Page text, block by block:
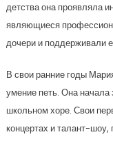
детства она проявляла
являющиеся
дочери и поддерживали
В свои ранние годы
умение петь. Она начала
школьном хоре. Свои
концертах и талант-шоу,